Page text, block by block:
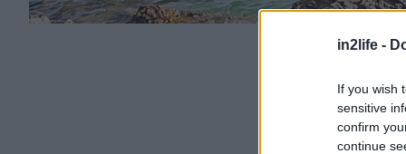
in2life -
If you wish
sensitive
confirm
continue